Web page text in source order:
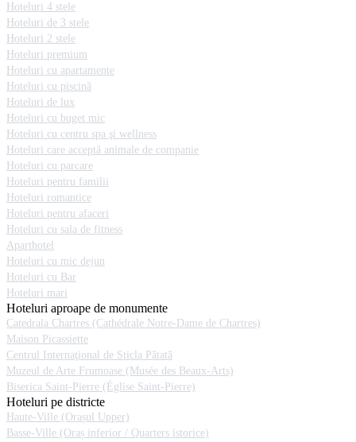
Hoteluri 4 stele
Hoteluri de 3 stele
Hoteluri 2 stele
Hoteluri premium
Hoteluri cu apartamente
Hoteluri cu piscină
Hoteluri de lux
Hoteluri cu buget mic
Hoteluri cu centru spa şi wellness
Hoteluri care acceptă animale de companie
Hoteluri cu parcare
Hoteluri pentru familii
Hoteluri romantice
Hoteluri pentru afaceri
Hoteluri cu sala de fitness
Aparthotel
Hoteluri cu mic dejun
Hoteluri cu Bar
Hoteluri mari
Hoteluri aproape de monumente
Catedrala Chartres (Cathédrale Notre-Dame de Chartres)
Maison Picassiette
Centrul Internaţional de Sticla Pătată
Muzeul de Arte Frumoase (Musée des Beaux-Arts)
Biserica Saint-Pierre (Église Saint-Pierre)
Hoteluri pe districte
Haute-Ville (Orașul Upper)
Basse-Ville (Oraș inferior / Quarters istorice)